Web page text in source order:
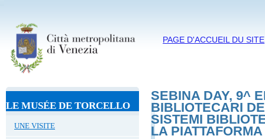
PAGE D'ACCUEIL DU SITE
LE MUSÉE DE TORCELLO
UNE VISITE
SEBINA DAY, 9^
BIBLIOTECARI
SISTEMI
LA